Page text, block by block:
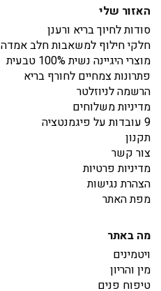
האזור שלי
סודות לחיוך בריא ורענן
חלקי חילוף למשאבות חלב אמדה
מוצרי היגיינה נשית 100% טבעית
פתרונות צמחיים לחורף בריא
הרשמה לניוזלטר
מדיניות משלוחים
9 עובדות על פיגמנטציה
תקנון
צור קשר
מדיניות פרטיות
הצהרת נגישות
מפת האתר
מה באתר
ויטמינים
מין והריון
טיפוח פנים